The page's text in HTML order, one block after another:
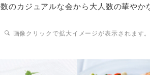
のカジュアルな会から大人数の華やか
画像クリックで拡大イメージが表示されます。